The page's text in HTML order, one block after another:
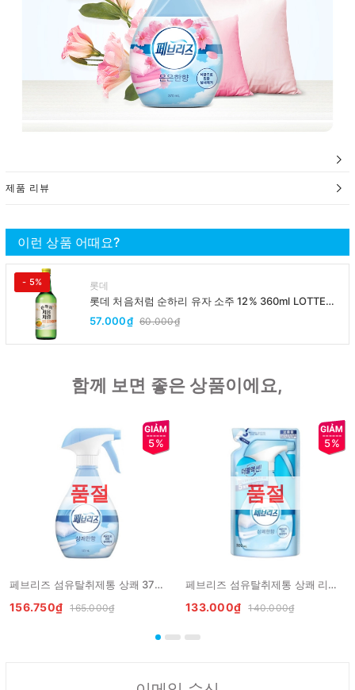
제품 리뷰
이런 상품 어때요?
- 5% 롯데
롯데 처음처럼 순하리 유자 소주 12% 360ml LOTTE
Chumchurum vi thanh yen/cam
57.000₫ 60.000₫
함께 보면 좋은 상품이에요,
5%
품절
페브리즈 섬유탈취제통 상쾌 370ML P&G Xit khu mui huong thom mat
156.750₫ 165.000₫
5%
품절
페브리즈 섬유탈취제통 상쾌 리필 320ML P&G Khu mui huong thom mat refill
133.000₫ 140.000₫